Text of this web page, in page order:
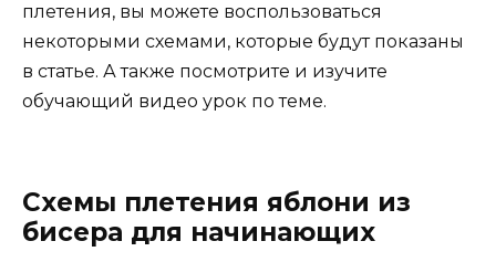
плетения, вы можете воспользоваться
некоторыми схемами, которые будут показаны
в статье. А также посмотрите и изучите
обучающий видео урок по теме.
Схемы плетения яблони из
бисера для начинающих